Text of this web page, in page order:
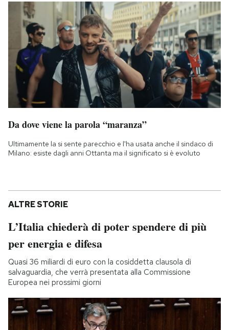
Da dove viene la parola “maranza”
Ultimamente la si sente parecchio e l'ha usata anche il sindaco di
Milano: esiste dagli anni Ottanta ma il significato si è evoluto
ALTRE STORIE
L’Italia chiederà di poter spendere di più
per energia e difesa
Quasi 36 miliardi di euro con la cosiddetta clausola di
salvaguardia, che verrà presentata alla Commissione
Europea nei prossimi giorni